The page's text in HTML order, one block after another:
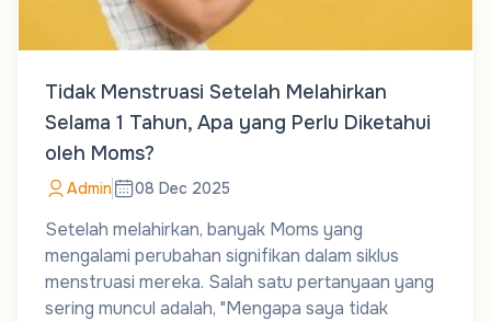
Tidak Menstruasi Setelah Melahirkan
Selama 1 Tahun, Apa yang Perlu Diketahui
oleh Moms?
Admin 08 Dec 2025
Setelah melahirkan, banyak Moms yang
mengalami perubahan signifikan dalam siklus
menstruasi mereka. Salah satu pertanyaan yang
sering muncul adalah, "Mengapa saya tidak